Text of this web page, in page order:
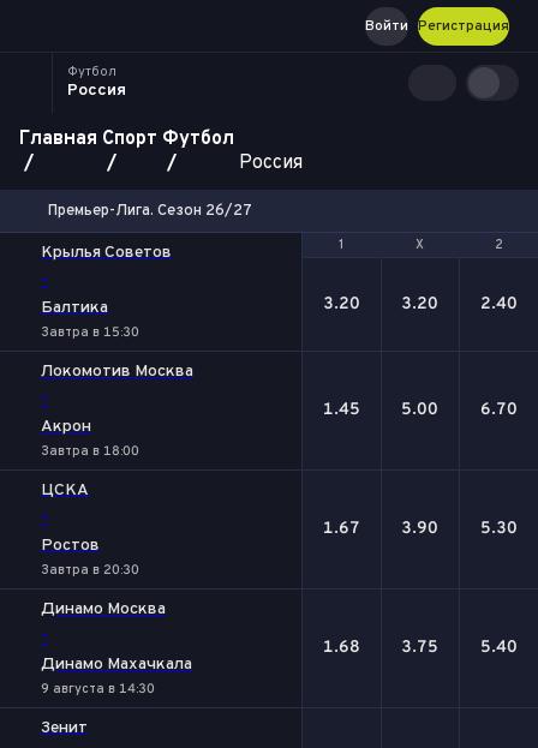
Регистрация
Войти
Футбол
Россия
Главная Спорт Футбол
Россия
Премьер-Лига. Сезон 26/27
1 Х 2
Крылья Советов
-
Балтика
Завтра в 15:30
1 Х 2
3.20 3.20 2.40
Локомотив Москва
-
Акрон
Завтра в 18:00
1.45 5.00 6.70
ЦСКА
-
Ростов
Завтра в 20:30
1.67 3.90 5.30
Динамо Москва
-
Динамо Махачкала
9 августа в 14:30
1.68 3.75 5.40
Зенит